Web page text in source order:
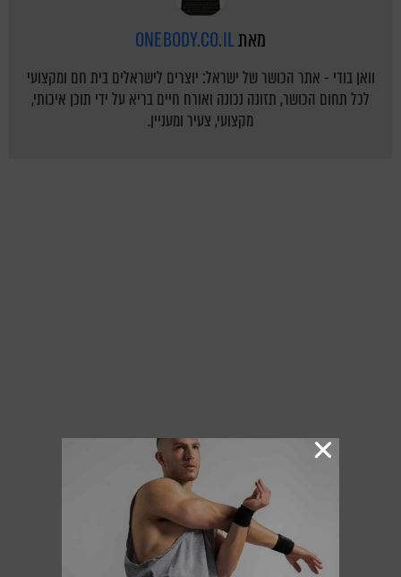
מאתONEBODY.CO.IL
וואן בודי - אתר הכושר של ישראל: יוצרים לישראלים בית חם ומקצועי
לכל תחום הכושר, תזונה נכונה ואורח חיים בריא על ידי תוכן איכותי,
מקצועי, צעיר ומעניין.